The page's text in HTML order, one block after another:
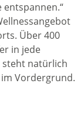
entspannen.“
Über 400
in jede
steht natürlich
Vordergrund.